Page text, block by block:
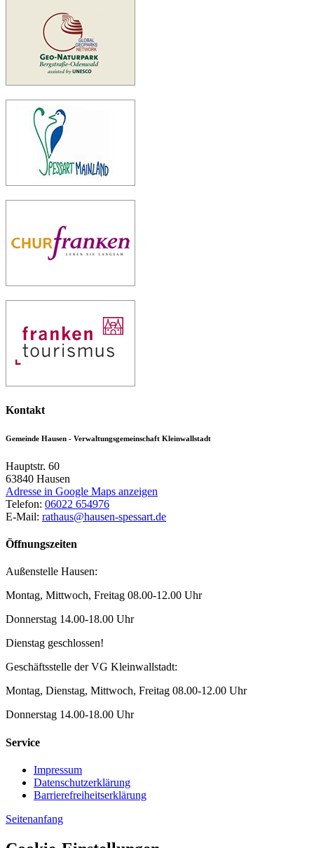
Kontakt
Gemeinde Hausen - Verwaltungsgemeinschaft Kleinwallstadt
Hauptstr. 60
63840 Hausen
Adresse in Google Maps anzeigen
Telefon: 06022 654976
E-Mail: rathaus@hausen-spessart.de
Öffnungszeiten
Außenstelle Hausen:
Montag, Mittwoch, Freitag 08.00-12.00 Uhr
Donnerstag 14.00-18.00 Uhr
Dienstag geschlossen!
Geschäftsstelle der VG Kleinwallstadt:
Montag, Dienstag, Mittwoch, Freitag 08.00-12.00 Uhr
Donnerstag 14.00-18.00 Uhr
Service
Impressum
Datenschutzerklärung
Barrierefreiheitserklärung
Seitenanfang